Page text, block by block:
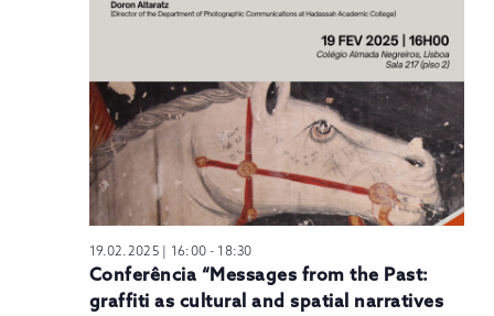
19.02.2025 | 16:00 - 18:30
Conferência “Messages from the Past:
graffiti as cultural and spatial narratives